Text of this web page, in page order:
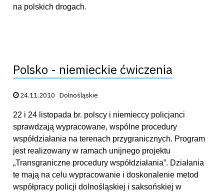
na polskich drogach.
Polsko - niemieckie ćwiczenia
Data publikacji:
24.11.2010 Dolnośląskie
22 i 24 listopada br. polscy i niemieccy policjanci
sprawdzają wypracowane, wspólne procedury
współdziałania na terenach przygranicznych. Program
jest realizowany w ramach unijnego projektu
„Transgraniczne procedury współdziałania”. Działania
te mają na celu wypracowanie i doskonalenie metod
współpracy policji dolnośląskiej i saksońskiej w